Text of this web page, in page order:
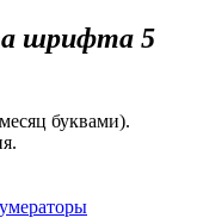
шрифта 5
буквами).